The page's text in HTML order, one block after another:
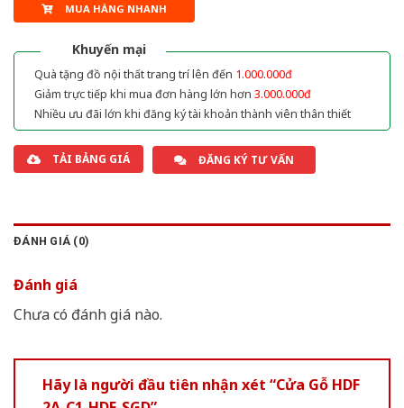
MUA HÀNG NHANH
Khuyến mại
Quà tặng đồ nội thất trang trí lên đến 1.000.000đ
Giảm trực tiếp khi mua đơn hàng lớn hơn 3.000.000đ
Nhiều ưu đãi lớn khi đăng ký tài khoản thành viên thân thiết
TẢI BẢNG GIÁ ĐĂNG KÝ TƯ VẤN
ĐÁNH GIÁ (0)
Đánh giá
Chưa có đánh giá nào.
Hãy là người đầu tiên nhận xét “Cửa Gỗ HDF